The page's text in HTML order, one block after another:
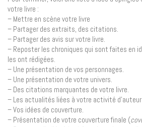
votre livre :
– Mettre en scène votre livre
– Partager des extraits, des citations.
– Partager des avis sur votre livre.
– Reposter les chroniques qui sont faites en
les ont rédigées.
– Une présentation de vos personnages.
– Une présentation de votre univers.
– Des citations marquantes de votre livre.
– Les actualités liées à votre activité
– Vos idées de couverture.
– Présentation de votre couverture finale (